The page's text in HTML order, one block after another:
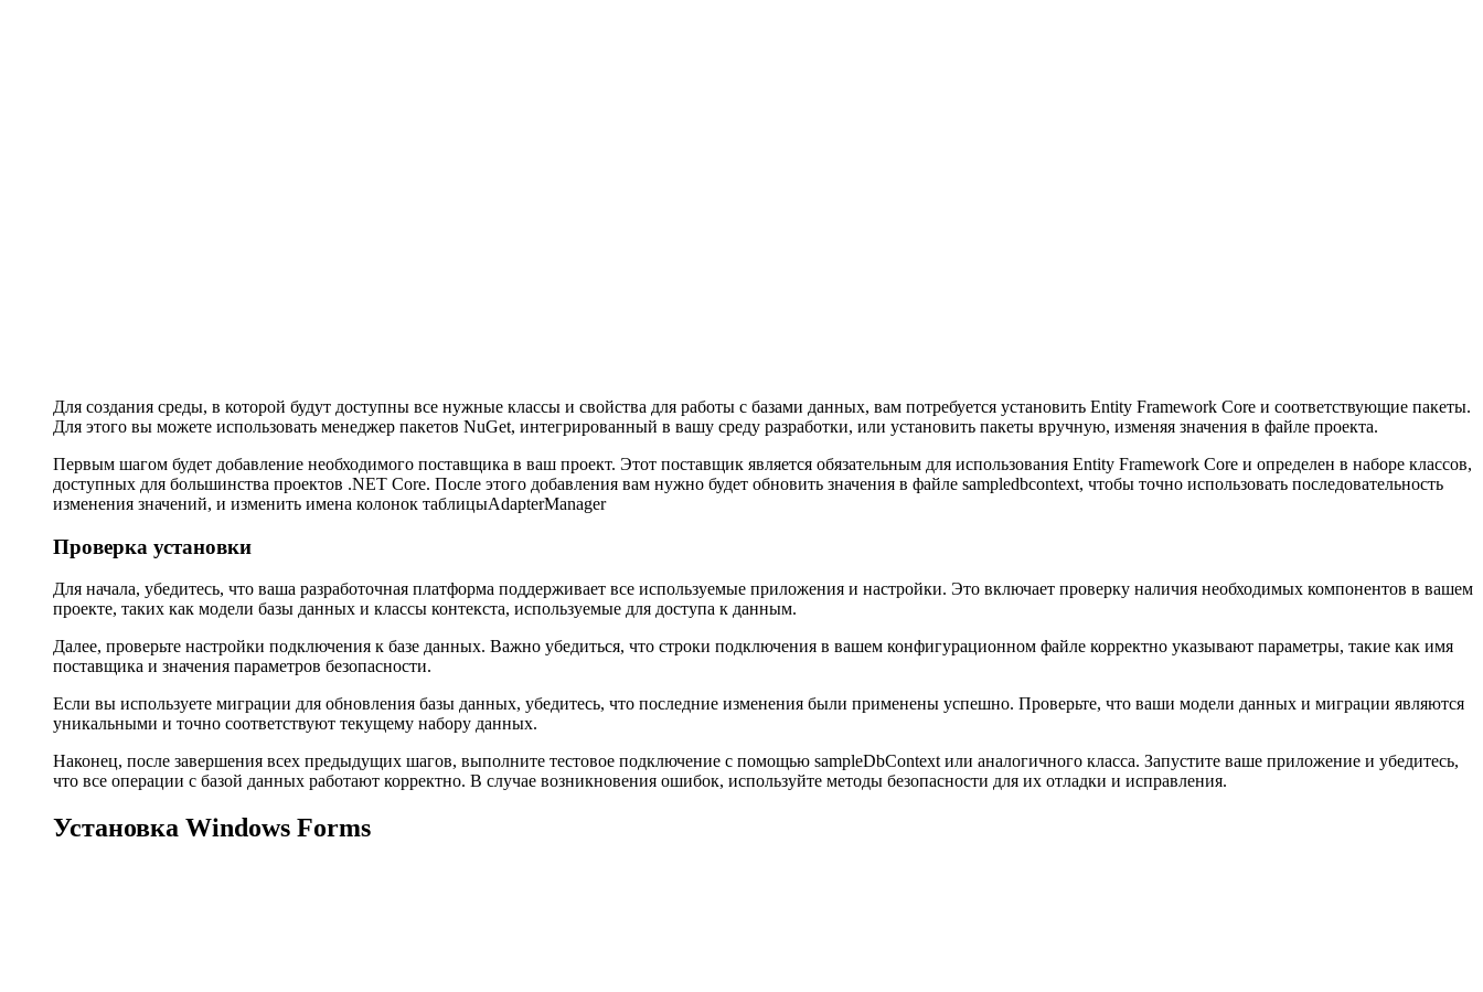
Для создания среды, в которой будут доступны все нужные классы и свойства для работы с базами данных, вам потребуется установить Entity Framework Core и соответствующие пакеты.
Для этого вы можете использовать менеджер пакетов NuGet, интегрированный в вашу среду разработки, или установить пакеты вручную, изменяя значения в файле проекта.
Первым шагом будет добавление необходимого поставщика в ваш проект. Этот поставщик является обязательным для использования Entity Framework Core и определен в наборе классов,
доступных для большинства проектов .NET Core. После этого добавления вам нужно будет обновить значения в файле sampledbcontext, чтобы точно использовать последовательность
изменения значений, и изменить имена колонок таблицыAdapterManager
Проверка установки
Для начала, убедитесь, что ваша разработочная платформа поддерживает все используемые приложения и настройки. Это включает проверку наличия необходимых компонентов в вашем
проекте, таких как модели базы данных и классы контекста, используемые для доступа к данным.
Далее, проверьте настройки подключения к базе данных. Важно убедиться, что строки подключения в вашем конфигурационном файле корректно указывают параметры, такие как имя
поставщика и значения параметров безопасности.
Если вы используете миграции для обновления базы данных, убедитесь, что последние изменения были применены успешно. Проверьте, что ваши модели данных и миграции являются
уникальными и точно соответствуют текущему набору данных.
Наконец, после завершения всех предыдущих шагов, выполните тестовое подключение с помощью sampleDbContext или аналогичного класса. Запустите ваше приложение и убедитесь,
что все операции с базой данных работают корректно. В случае возникновения ошибок, используйте методы безопасности для их отладки и исправления.
Установка Windows Forms